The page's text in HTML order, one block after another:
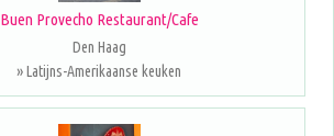
Buen Provecho Restaurant/Cafe
Den Haag
» Latijns-Amerikaanse keuken